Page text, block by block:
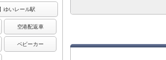
ゆいレール駅
空港配返車
ベビーカー